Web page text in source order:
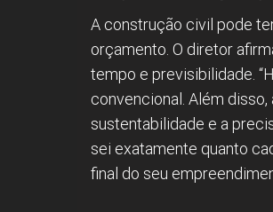
A construção civil pode
orçamento. O diretor
tempo e previsibilidade.
convencional. Além
sustentabilidade e a
sei exatamente quanto
final do seu